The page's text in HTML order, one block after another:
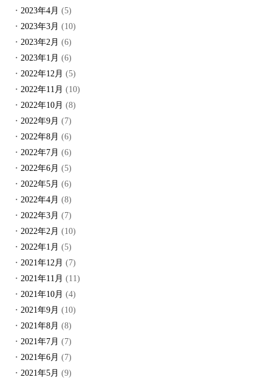
2023年4月 (5)
2023年3月 (10)
2023年2月 (6)
2023年1月 (6)
2022年12月 (5)
2022年11月 (10)
2022年10月 (8)
2022年9月 (7)
2022年8月 (6)
2022年7月 (6)
2022年6月 (5)
2022年5月 (6)
2022年4月 (8)
2022年3月 (7)
2022年2月 (10)
2022年1月 (5)
2021年12月 (7)
2021年11月 (11)
2021年10月 (4)
2021年9月 (10)
2021年8月 (8)
2021年7月 (7)
2021年6月 (7)
2021年5月 (9)